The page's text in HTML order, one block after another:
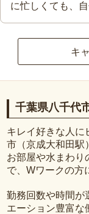
に忙しくても、
キ
千葉県八千代
キレイ好きな人に
市（京成大和田駅
お部屋や水まわり
で、Wワークの方
勤務回数や時間が
エーション豊富な